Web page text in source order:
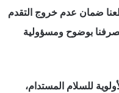
ضمان عدم خروج التقدم
بوضوح ومسؤولية
للسلام المستدام،